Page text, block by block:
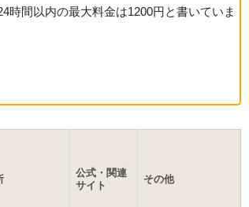
時間以内の最大料金は1200円と書いていま
公式・関連
サイト
その他